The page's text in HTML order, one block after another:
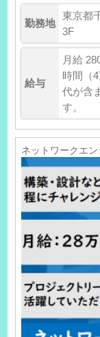
勤務地
東京都
3F
給与
月給
時間（
代が含
す。
ネットワークエン